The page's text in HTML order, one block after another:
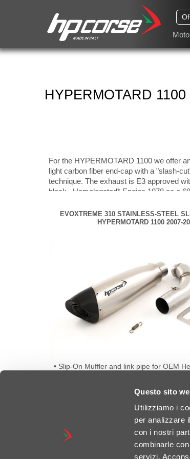
Questo sito
Utilizziamo i
per analizzare
con i nostri
combinarle
servizi.
HYPERMOTARD
For the HYPERMOTARD 1100 we offer
light carbon fiber end-cap with a "slash-
technique. The exhaust is E3 approved
black. Homologated* Engine 1078 cc e
EVOXTREME 310 BLACKCodice:
EVOXTREME 310 STAINLESS-STEEL
HYPERMOTARD 1100 2007-
• Slip-On Muffler and link pipe for OEM
Offers significant weight savings over
racing • Removable Db-killer • External
laser-etched logo • Plug-and-play setup,